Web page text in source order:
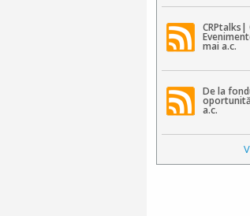
mai a.c.
De la
a.c.